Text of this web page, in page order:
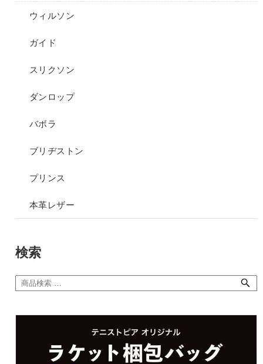
ウィルソン
ガイド
スリクソン
ダンロップ
バボラ
ブリヂストン
プリンス
本革レザー
検索
検
索